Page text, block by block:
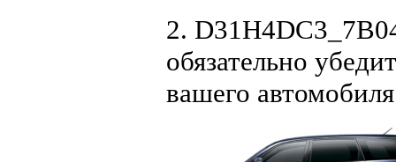
2.
обязательно
вашего автомобиля